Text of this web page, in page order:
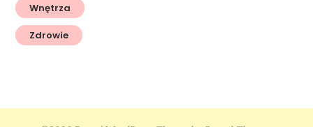
Wnętrza
Zdrowie